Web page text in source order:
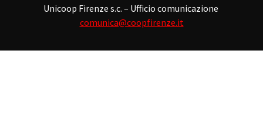
Unicoop Firenze s.c. – Ufficio comunicazione
comunica@coopfirenze.it